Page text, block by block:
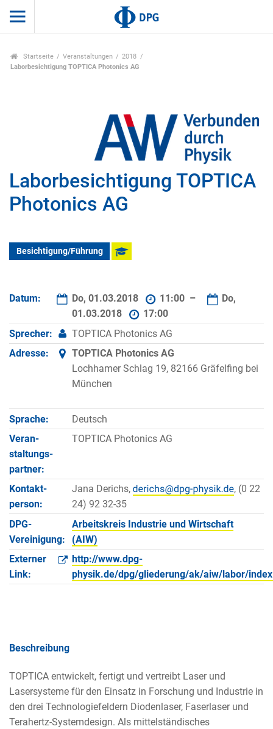
Startseite Veranstaltungen
2018
Laborbesichtigung TOPTICA Photonics AG
Laborbesichtigung TOPTICA
Photonics AG
Besichtigung/Führung
Datum: Do, 01.03.2018 11:00 –
Do,
01.03.2018
17:00
Sprecher:
TOPTICA Photonics AG
Adresse:
TOPTICA Photonics AG
Lochhamer Schlag 19, 82166 Gräfelfing bei
München
Sprache:
Deutsch
Veran­
staltungs­
partner:
TOPTICA Photonics AG
Kontakt­
person:
Jana Derichs,
, (0 22
24) 92 32-35
DPG-
Vereinigung:
Arbeitskreis Industrie und Wirtschaft
(AIW)
Externer
Link:
http://www.dpg-
physik.de/dpg/gliederung/ak/aiw/labor/
Beschreibung
TOPTICA entwickelt, fertigt und vertreibt Laser und
Lasersysteme für den Einsatz in Forschung und Industrie in
den drei Technologiefeldern Diodenlaser, Faserlaser und
Terahertz-Systemdesign. Als mittelständisches